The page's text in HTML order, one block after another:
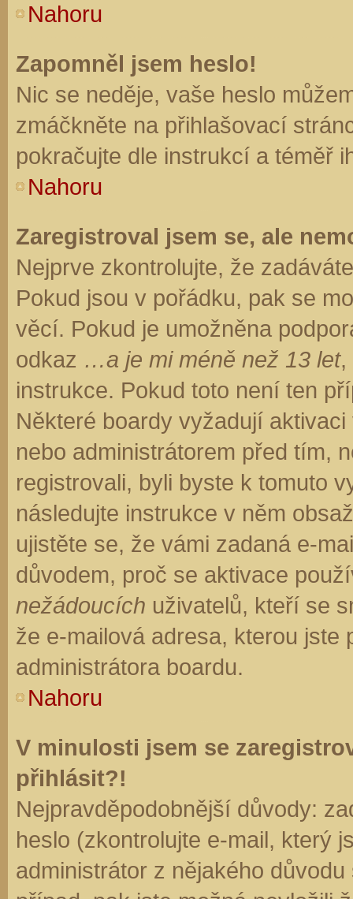
Nahoru
Zapomněl jsem heslo!
Nic se neděje, vaše heslo
zmáčkněte na přihlašovací
pokračujte dle instrukcí a téměř
Nahoru
Zaregistroval jsem se, ale
Nejprve zkontrolujte, že
Pokud jsou v pořádku, pak se
věcí. Pokud je umožněna
odkaz …a je mi méně než 13 let,
instrukce. Pokud toto není ten
Některé boardy vyžadují
nebo administrátorem před tím,
registrovali, byli byste k tomuto
následujte instrukce v něm
ujistěte se, že vámi zadaná e-
důvodem, proč se aktivace
nežádoucích uživatelů, kteří se
že e-mailová adresa, kterou jste
administrátora boardu.
Nahoru
V minulosti jsem se
přihlásit?!
Nejpravděpodobnější důvody:
heslo (zkontrolujte e-mail, který
administrátor z nějakého